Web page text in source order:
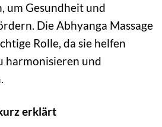
um Gesundheit und
Die Abhyanga Massage
Rolle, da sie helfen
harmonisieren und
erklärt